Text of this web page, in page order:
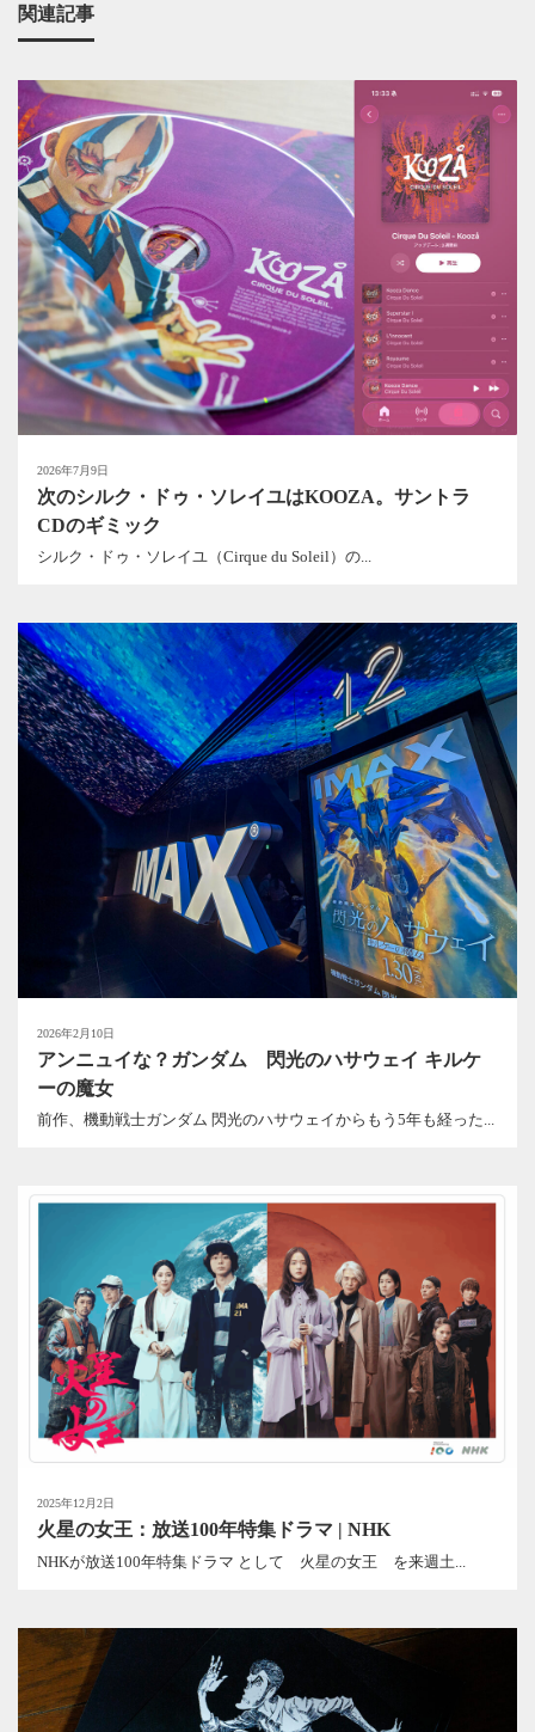
関連記事
2026年7月9日
次のシルク・ドゥ・ソレイユはKOOZA。サントラ
CDのギミック
シルク・ドゥ・ソレイユ（Cirque du Soleil）の...
2026年2月10日
アンニュイな？ガンダム 閃光のハサウェイ キルケ
ーの魔女
前作、機動戦士ガンダム 閃光のハサウェイからもう5年も経った...
2025年12月2日
火星の女王：放送100年特集ドラマ | NHK
NHKが放送100年特集ドラマ として 火星の女王 を来週土...